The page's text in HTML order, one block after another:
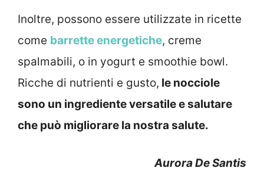
Inoltre, possono essere utilizzate in ricette
come barrette energetiche, creme
spalmabili, o in yogurt e smoothie bowl.
Ricche di nutrienti e gusto, le nocciole
sono un ingrediente versatile e salutare
che può migliorare la nostra salute.
Aurora De Santis